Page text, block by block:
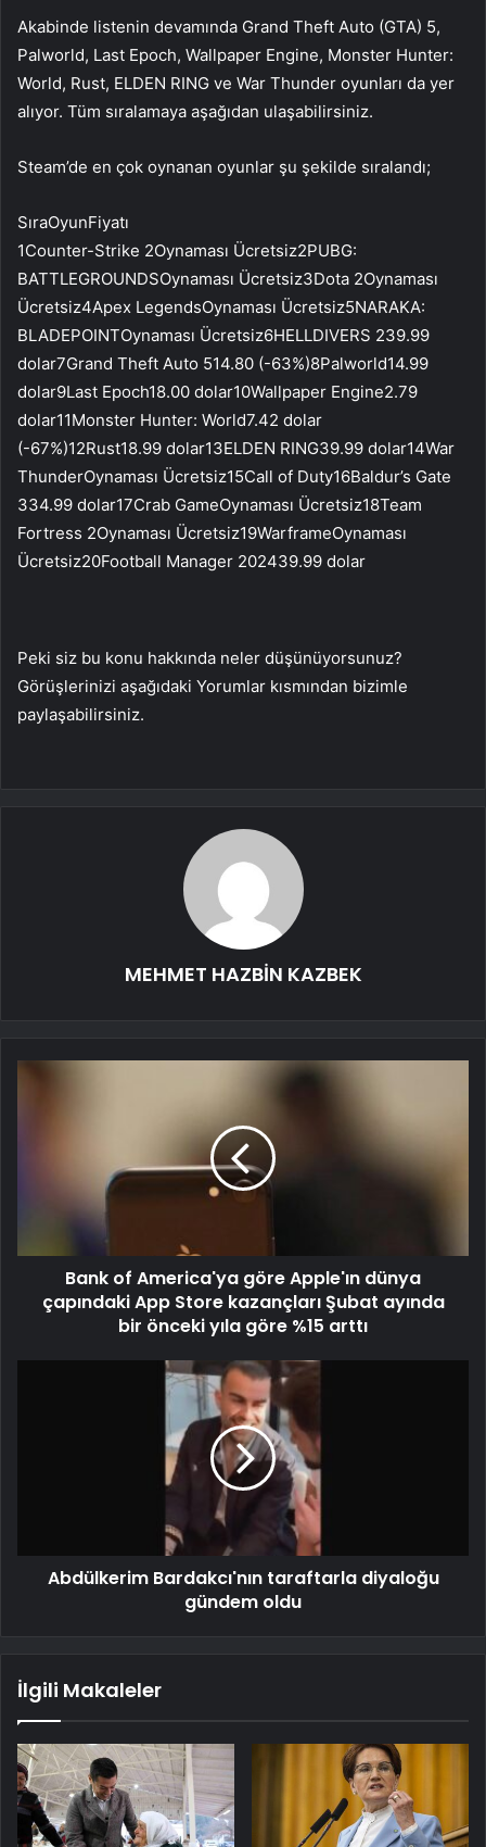
Akabinde listenin devamında Grand Theft Auto (GTA) 5,
Palworld, Last Epoch, Wallpaper Engine, Monster Hunter:
World, Rust, ELDEN RING ve War Thunder oyunları da yer
alıyor. Tüm sıralamaya aşağıdan ulaşabilirsiniz.
Steam’de en çok oynanan oyunlar şu şekilde sıralandı;
SıraOyunFiyatı
1Counter-Strike 2Oynaması Ücretsiz2PUBG:
BATTLEGROUNDSOynaması Ücretsiz3Dota 2Oynaması
Ücretsiz4Apex LegendsOynaması Ücretsiz5NARAKA:
BLADEPOINTOynaması Ücretsiz6HELLDIVERS 239.99
dolar7Grand Theft Auto 514.80 (-63%)8Palworld14.99
dolar9Last Epoch18.00 dolar10Wallpaper Engine2.79
dolar11Monster Hunter: World7.42 dolar
(-67%)12Rust18.99 dolar13ELDEN RING39.99 dolar14War
ThunderOynaması Ücretsiz15Call of Duty16Baldur’s Gate
334.99 dolar17Crab GameOynaması Ücretsiz18Team
Fortress 2Oynaması Ücretsiz19WarframeOynaması
Ücretsiz20Football Manager 202439.99 dolar
Peki siz bu konu hakkında neler düşünüyorsunuz?
Görüşlerinizi aşağıdaki Yorumlar kısmından bizimle
paylaşabilirsiniz.
MEHMET HAZBİN KAZBEK
Bank of America'ya göre Apple'ın dünya
çapındaki App Store kazançları Şubat ayında
bir önceki yıla göre %15 arttı
Abdülkerim Bardakcı'nın taraftarla diyaloğu
gündem oldu
İlgili Makaleler